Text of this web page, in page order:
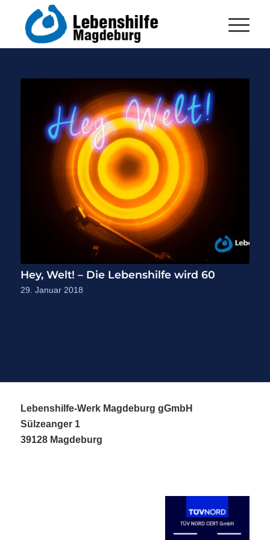
Hey, Welt! – Die Lebenshilfe wird 60
29. Januar 2018
Lebenshilfe-Werk Magdeburg gGmbH
Sülzeanger 1
39128 Magdeburg